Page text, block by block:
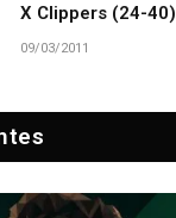
X Clippers (24-40)
09/03/2011